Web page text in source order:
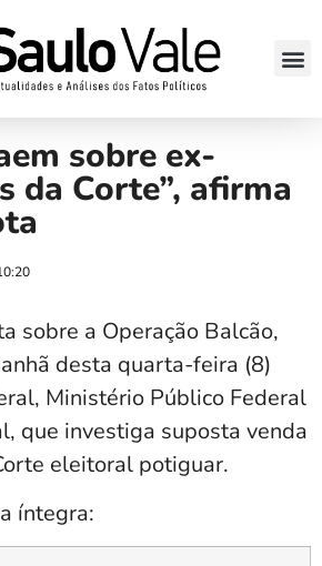
sobre ex-
da Corte”, afirma
sobre a Operação Balcão,
desta quarta-feira (8)
Ministério Público Federal
que investiga suposta venda
eleitoral potiguar.
íntegra: